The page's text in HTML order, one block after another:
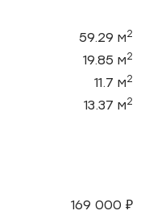
59.29 м2
19.85 м2
11.7 м2
13.37 м2
169 000 ₽